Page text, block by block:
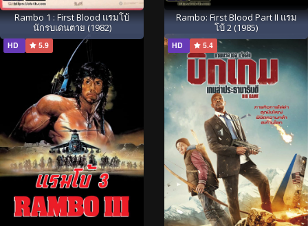
Rambo 1 : First Blood แรมโบ้
นักรบเดนตาย (1982)
Rambo: First Blood Part II แรม
โบ้ 2 (1985)
HD 5.9 HD 5.4